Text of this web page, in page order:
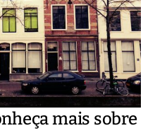
mais sobre